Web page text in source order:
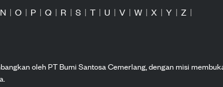
N | O | P | Q | R | S | T | U | V | W | X | Y | Z |
oleh PT Bumi Santosa Cemerlang, dengan misi